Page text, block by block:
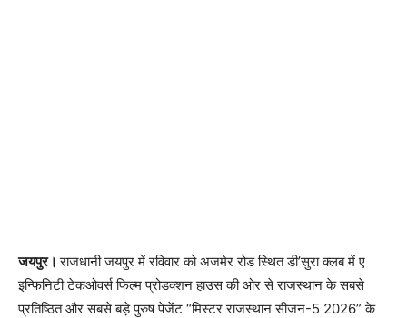
जयपुर।राजधानी जयपुर में रविवार को अजमेर रोड स्थित डी’सुरा क्लब में ए
इन्फिनिटी टेकओवर्स फिल्म प्रोडक्शन हाउस की ओर से राजस्थान के सबसे
प्रतिष्ठित और सबसे बड़े पुरुष पेजेंट “मिस्टर राजस्थान सीजन-5 2026” के